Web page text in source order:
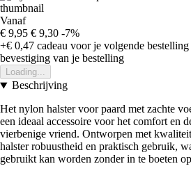
Vanaf
€ 9,95 € 9,30 -7%
+€ 0,47 cadeau voor je volgende bestelling
bevestiging van je bestelling
Loading...
Beschrijving
Het nylon halster voor paard met zachte
een ideaal accessoire voor het comfort en
vierbenige vriend. Ontworpen met
halster robuustheid en praktisch gebruik,
gebruikt kan worden zonder in te boeten